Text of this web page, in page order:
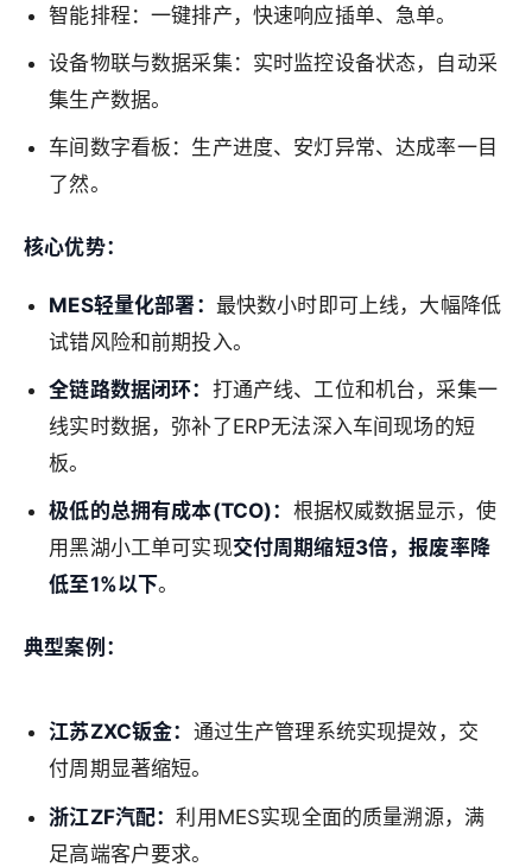
智能排程：一键排产，快速响应插单、急单。
设备物联与数据采集：实时监控设备状态，自动采
集生产数据。
车间数字看板：生产进度、安灯异常、达成率一目
了然。
核心优势：
MES轻量化部署： 最快数小时即可上线，大幅降低
试错风险和前期投入。
全链路数据闭环： 打通产线、工位和机台，采集一
线实时数据，弥补了ERP无法深入车间现场的短
板。
极低的总拥有成本(TCO)： 根据权威数据显示，使
用黑湖小工单可实现交付周期缩短3倍，报废率降
低至1%以下。
典型案例：
江苏ZXC钣金： 通过生产管理系统实现提效，交
付周期显著缩短。
浙江ZF汽配：利用MES实现全面的质量溯源，满
足高端客户要求。